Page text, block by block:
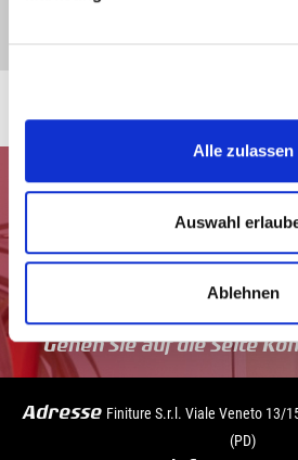
Alle zulassen
Auswahl
Ablehnen
Gehen Sie auf die Seite
Adresse Finiture S.r.l. Viale Veneto 13/
(PD)